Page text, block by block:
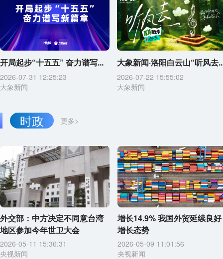
开局起步“十五五” 奋力谱写...
2026-07-31 12:25:23
大象新闻
大象新闻·洛阳白云山“听风去
2026-07-22 15:55:02
大象新闻
更多>
时政
外交部：中方决定不同意台湾
地区参加今年世卫大会
2026-05-11 15:36:31
央视新闻
增长14.9% 我国外贸延续良好
增长态势
2026-05-09 11:01:56
央视新闻